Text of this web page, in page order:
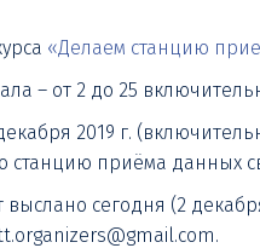
«Делаем станцию
– от 2 до 25
2019 г.
приёма данных
сегодня (2